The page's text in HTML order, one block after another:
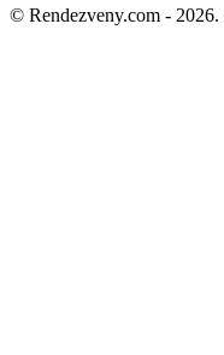
© Rendezveny.com -